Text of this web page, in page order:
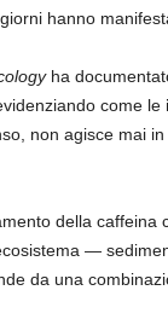
hanno
ha
come le
non agisce mai
della caffeina
—
da una